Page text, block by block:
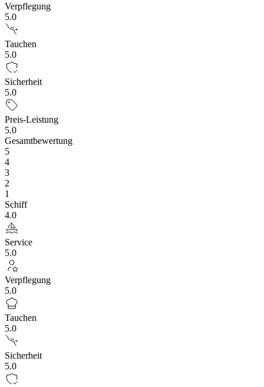
Verpflegung
5.0
Tauchen
5.0
Sicherheit
5.0
Preis-Leistung
5.0
Gesamtbewertung
5
4
3
2
1
Schiff
4.0
Service
5.0
Verpflegung
5.0
Tauchen
5.0
Sicherheit
5.0